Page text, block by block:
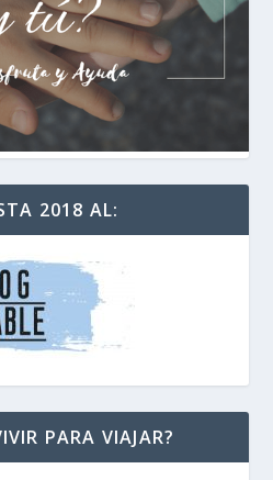
2018 AL:
PARA VIAJAR?